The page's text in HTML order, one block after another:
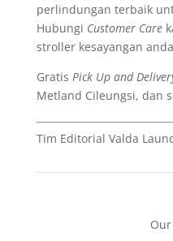
perlindungan terbaik
Hubungi Customer Care
stroller kesayangan
Gratis Pick Up and
Metland Cileungsi, dan
Tim Editorial Valda